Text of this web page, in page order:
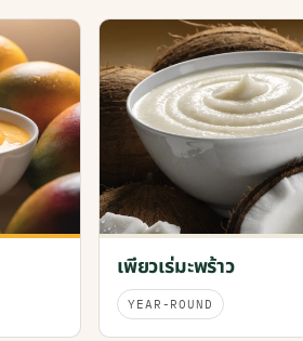
เพียวเร่มะพร้าว
YEAR-ROUND